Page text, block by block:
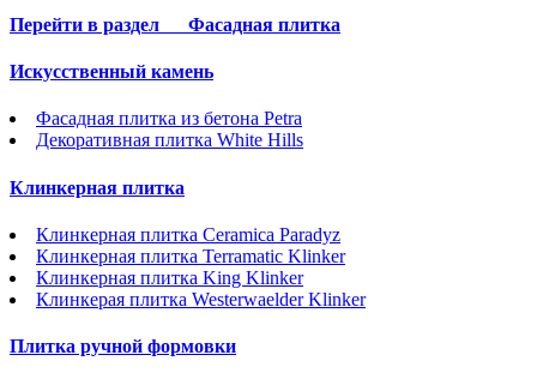
Перейти в раздел Фасадная плитка
Искусственный камень
Фасадная плитка из бетона Petra
Декоративная плитка White Hills
Клинкерная плитка
Клинкерная плитка Ceramica Paradyz
Клинкерная плитка Terramatic Klinker
Клинкерная плитка King Klinker
Клинкерая плитка Westerwaelder Klinker
Плитка ручной формовки